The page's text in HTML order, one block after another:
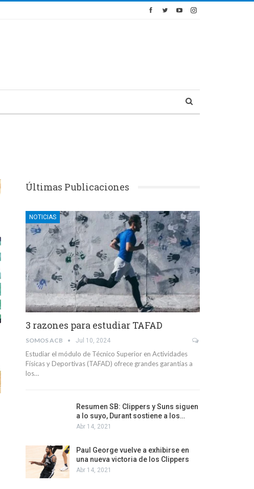
Últimas Publicaciones
NOTICIAS
3 razones para estudiar TAFAD
SOMOS ACB Jul 10, 2024
Estudiar el módulo de Técnico Superior en Actividades
Físicas y Deportivas (TAFAD) ofrece grandes garantías a
los…
Resumen SB: Clippers y Suns siguen
a lo suyo, Durant sostiene a los…
Abr 14, 2021
Paul George vuelve a exhibirse en
una nueva victoria de los Clippers
Abr 14, 2021